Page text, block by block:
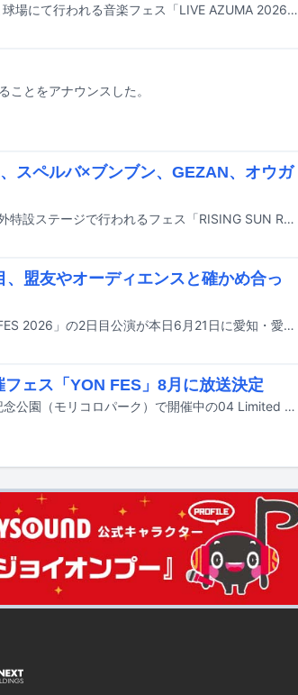
10月17、18日に福島・あづま総合運動公園とあづま球場にて行われる音楽フェス「LIVE AZUMA 2026」の出演アーティスト第4弾が発表された。
ことをアナウンスした。
スペルバ×ブンブン、GEZAN、オウガ
8月14日と15日に北海道・石狩湾新港樽川ふ頭横野外特設ステージで行われるフェス「RISING SUN ROCK FESTIVAL 2026 in EZO」の出演アーティスト第4弾が発表された。
盟友やオーディエンスと確かめ合っ
04 Limited Sazabysが主催する野外フェス「YON FES 2026」の2日目公演が本日6月21日に愛知・愛・地球博記念公園（モリコロパーク）で開催された。
ェス「YON FES」8月に放送決定
昨日6月20日から2日間にわたり愛知・愛・地球博記念公園（モリコロパーク）で開催中の04 Limited Sazabys主催フェス「YON FES 2026」の模様が、スペースシャワーTVにて独占放送される。